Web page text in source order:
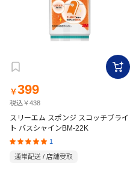
￥399
税込￥438
スリーエム スポンジ スコッチブライ
ト バスシャインBM-22K
1
通常配送 / 店舗受取